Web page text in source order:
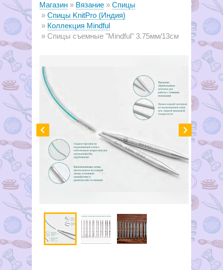
Магазин Вязание
Спицы
Спицы KnitPro (Индия)
Коллекция Mindful
Спицы съемные "Mindful" 3.75мм/13см